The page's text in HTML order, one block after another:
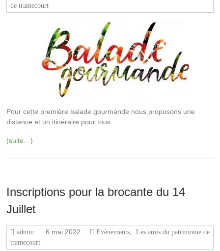
de tramecourt
Pour cette première balade gourmande nous proposons une
distance et un itinéraire pour tous.
(suite…)
Inscriptions pour la brocante du 14
Juillet
admin 6 mai 2022 Evènements,
Les amis du patrimoine de
tramecourt